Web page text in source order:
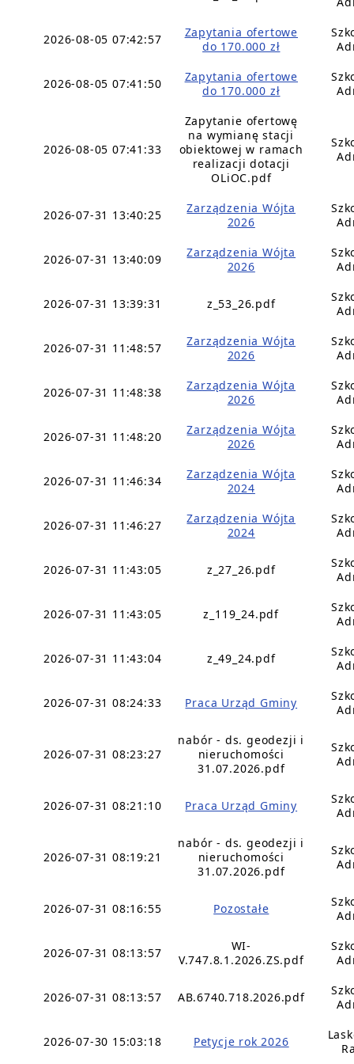
2026-08-05 07:42:57
Zapytania ofertowe
do 170.000 zł
2026-08-05 07:41:50
Zapytania ofertowe
do 170.000 zł
2026-08-05 07:41:33
Zapytanie ofertowę
na wymianę stacji
obiektowej w ramach
realizacji dotacji
OLiOC.pdf
2026-07-31 13:40:25
Zarządzenia Wójta
2026
2026-07-31 13:40:09
Zarządzenia Wójta
2026
2026-07-31 13:39:31 z_53_26.pdf
2026-07-31 11:48:57
Zarządzenia Wójta
2026
2026-07-31 11:48:38
Zarządzenia Wójta
2026
2026-07-31 11:48:20
Zarządzenia Wójta
2026
2026-07-31 11:46:34
Zarządzenia Wójta
2024
2026-07-31 11:46:27
Zarządzenia Wójta
2024
2026-07-31 11:43:05 z_27_26.pdf
2026-07-31 11:43:05 z_119_24.pdf
2026-07-31 11:43:04 z_49_24.pdf
2026-07-31 08:24:33 Praca Urząd Gminy
2026-07-31 08:23:27
nabór - ds. geodezji i
nieruchomości
31.07.2026.pdf
2026-07-31 08:21:10 Praca Urząd Gminy
2026-07-31 08:19:21
nabór - ds. geodezji i
nieruchomości
31.07.2026.pdf
2026-07-31 08:16:55 Pozostałe
2026-07-31 08:13:57
WI-
V.747.8.1.2026.ZS.pdf
2026-07-31 08:13:57 AB.6740.718.2026.pdf
2026-07-30 15:03:18 Petycje rok 2026